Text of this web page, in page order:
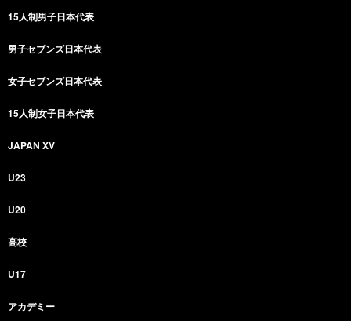
15人制男子日本代表
男子セブンズ日本代表
女子セブンズ日本代表
15人制女子日本代表
JAPAN XV
U23
U20
高校
U17
アカデミー